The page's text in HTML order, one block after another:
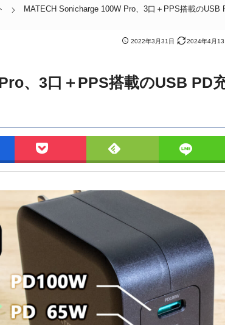
MATECH Sonicharge 100W Pro、3口＋PPS搭載のUSB
2022年3月31日 2024年4月13
、3口＋PPS搭載のUSB PD